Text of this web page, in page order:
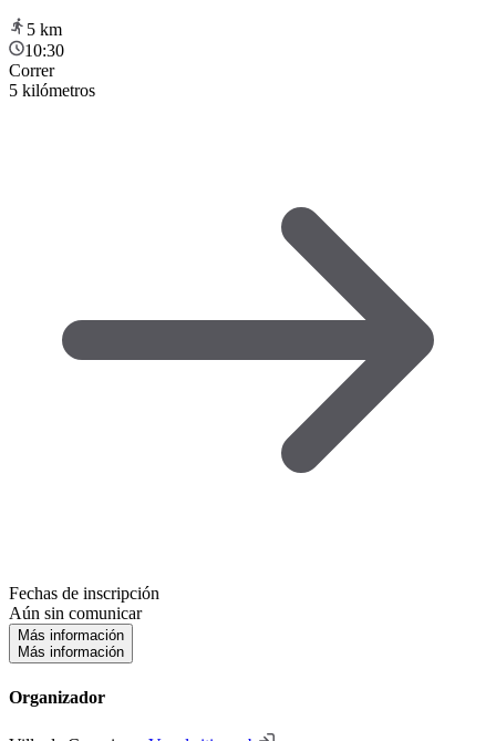
5 km
10:30
Correr
5 kilómetros
Fechas de inscripción
Aún sin comunicar
Más información
Más información
Organizador